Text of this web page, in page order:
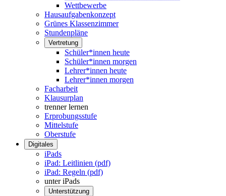
Wettbewerbe
Hausaufgabenkonzept
Grünes Klassenzimmer
Stundenpläne
Vertretung
Schüler*innen heute
Schüler*innen morgen
Lehrer*innen heute
Lehrer*innen morgen
Facharbeit
Klausurplan
trenner lernen
Erprobungsstufe
Mittelstufe
Oberstufe
Digitales
iPads
iPad: Leitlinien (pdf)
iPad: Regeln (pdf)
unter iPads
Unterstützung